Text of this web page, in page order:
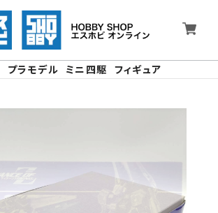
プラモデル ミニ四駆 フィギュア